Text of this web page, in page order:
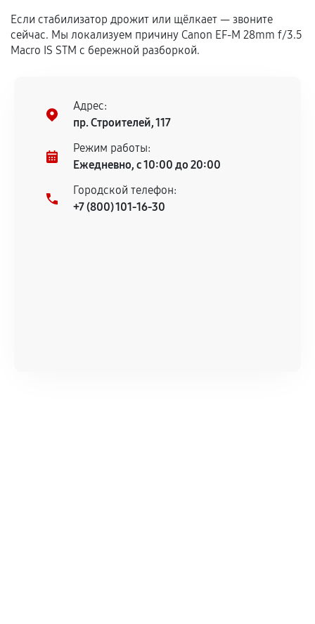
техническим параметрам и не имеют внешних
дефектов.
Установка была выполнена нашим сервисным
остается на стороне производителя или
продавца. За качество сторонних деталей
сервисный центр ответственности не несет.
Если стабилизатор дрожит или щёлкает — звоните
сейчас. Мы локализуем причину Canon EF-M 28mm f/3.5
Macro IS STM с бережной разборкой.
Адрес:
пр. Строителей, 117
Режим работы:
Ежедневно, с 10:00 до 20:00
Городской телефон:
+7 (800) 101-16-30